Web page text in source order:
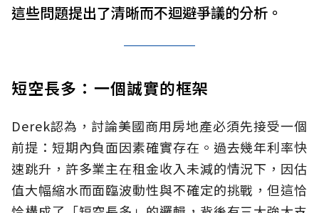
這些問題提出了清晰而不迴避爭議的分析。
短空長多：一個誠實的框架
Derek認為，討論美國商用房地產必須先接受一個
前提：短期內負面因素確實存在。過去幾年利率快
速跳升，許多業主在租金收入未減的情況下，因估
值大幅縮水而面臨波動性與不確定的挑戰，但這恰